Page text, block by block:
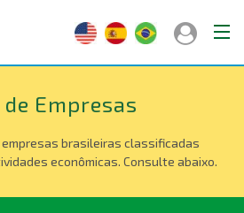
de Empresas
brasileiras classificadas
econômicas. Consulte abaixo.